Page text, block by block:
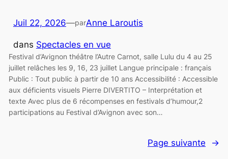
Juil 22, 2026—parAnne Laroutis
dans Spectacles en vue
Festival d’Avignon théâtre l’Autre Carnot, salle Lulu du 4 au 25
juillet relâches les 9, 16, 23 juillet Langue principale : français
Public : Tout public à partir de 10 ans Accessibilité : Accessible
aux déficients visuels Pierre DIVERTITO – Interprétation et
texte Avec plus de 6 récompenses en festivals d’humour,2
participations au Festival d’Avignon avec son…
Page suivante →